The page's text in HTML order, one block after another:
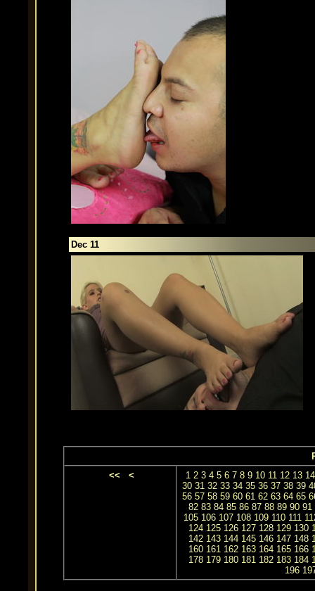
Dec 11
<<
< 1 2 3 4 5 6 7 8 9 10 11 12 13 14
30 31 32 33 34 35 36 37 38 39
56 57 58 59 60 61 62 63 64 65
82 83 84 85 86 87 88 89 90 91
105 106 107 108 109 110111
124 125 126 127 128 129 130
142 143 144 145 146 147 148
160 161 162 163 164 165 166
178 179 180 181 182 183 184
196